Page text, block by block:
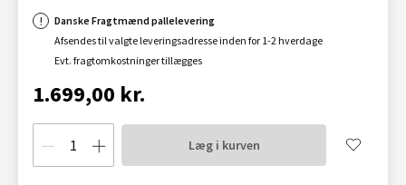
Danske Fragtmænd pallelevering
Afsendes til valgte leveringsadresse inden for 1-2 hverdage
Evt. fragtomkostninger tillægges
1.699,00 kr.
Læg i kurven